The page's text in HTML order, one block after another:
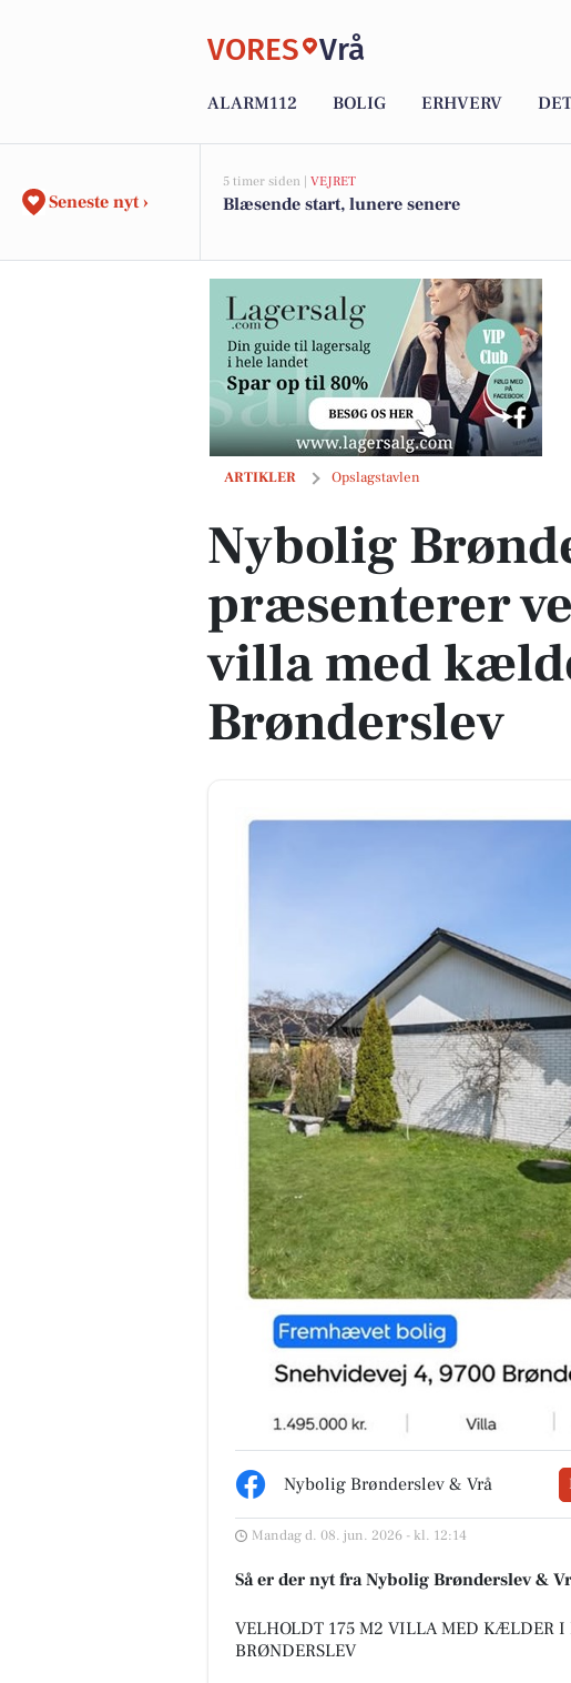
VORES Vrå
ALARM112 BOLIG ERHVERV
Seneste nyt ›
5 timer siden | VEJRET
Blæsende start, lunere senere
ARTIKLER Opslagstavlen
Nybolig Brønderslev & Vrå præsenterer velholdt
Nybolig
præsenterer
villa med
Brønderslev
Nybolig Brønderslev & Vrå
Mandag d. 08. jun. 2026 - kl. 12:14
Så er der nyt fra Nybolig Brønderslev &
VELHOLDT 175 M2 VILLA MED KÆLDER I
BRØNDERSLEV